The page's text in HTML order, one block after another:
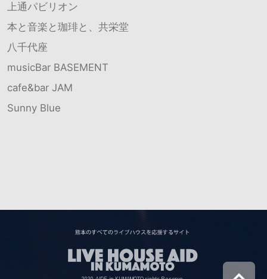
上通パビリオン
本と音楽と珈琲と、共栄堂
八千代座
musicBar BASEMENT
cafe&bar JAM
Sunny Blue